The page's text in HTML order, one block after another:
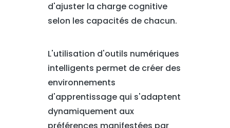
d'ajuster la charge cognitive
selon les capacités de chacun.
L'utilisation d'outils numériques
intelligents permet de créer des
environnements
d'apprentissage qui s'adaptent
dynamiquement aux